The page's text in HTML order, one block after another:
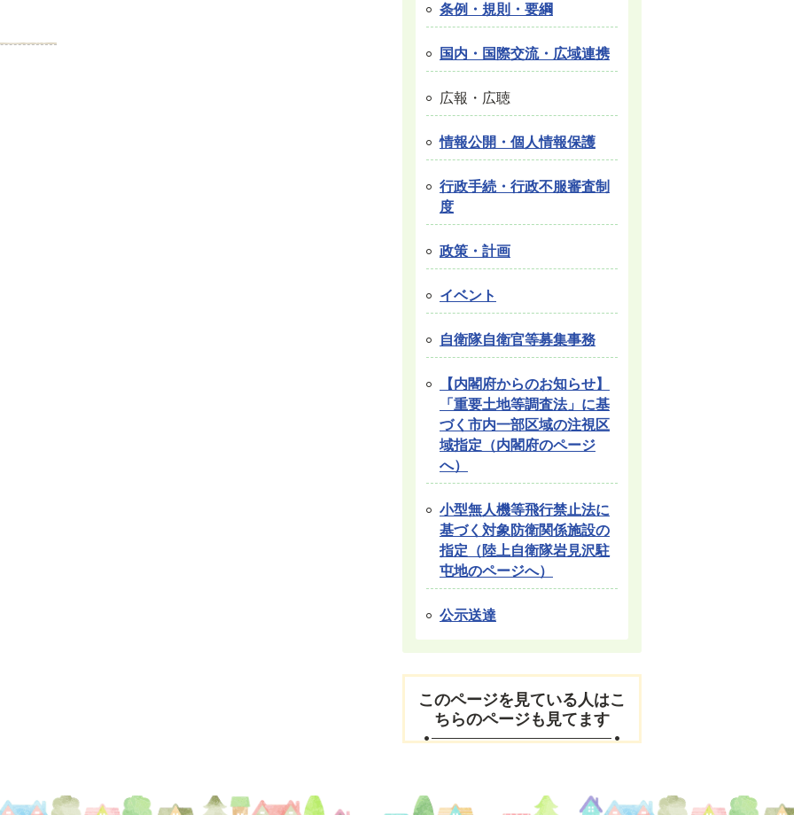
条例・規則・要綱
国内・国際交流・広域連携
広報・広聴
情報公開・個人情報保護
行政手続・行政不服審査制
度
政策・計画
イベント
自衛隊自衛官等募集事務
【内閣府からのお知らせ】
「重要土地等調査法」に基
づく市内一部区域の注視区
域指定（内閣府のページ
へ）
小型無人機等飛行禁止法に
基づく対象防衛関係施設の
指定（陸上自衛隊岩見沢駐
屯地のページへ）
公示送達
このページを見ている人はこ
ちらのページも見てます